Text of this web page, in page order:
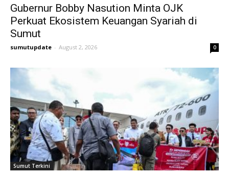
Gubernur Bobby Nasution Minta OJK
Perkuat Ekosistem Keuangan Syariah di
Sumut
sumutupdate - August 2, 2026 0
Sumut Terkini